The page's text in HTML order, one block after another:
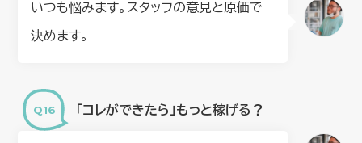
いつも悩みます。スタッフの意見と原価で
決めます。
「コレができたら」もっと稼げる？